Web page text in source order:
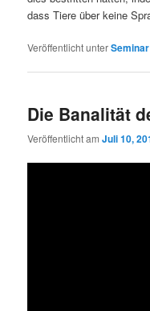
dass Tiere über keine
Veröffentlicht unter
Die Banalität
Veröffentlicht amJuli 10,